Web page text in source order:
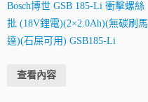
Bosch博世 GSB 185-Li 衝擊螺絲
批 (18V鋰電)(2×2.0Ah)(無碳刷馬
達)(石屎可用) GSB185-Li
查看內容